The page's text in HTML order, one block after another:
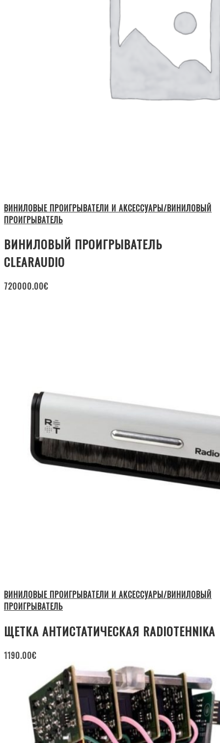
ВИНИЛОВЫЕ ПРОИГРЫВАТЕЛИ И АКСЕССУАРЫ/ВИНИЛОВЫЙ
ПРОИГРЫВАТЕЛЬ
ВИНИЛОВЫЙ ПРОИГРЫВАТЕЛЬ
CLEARAUDIO
720000.00€
ВИНИЛОВЫЕ ПРОИГРЫВАТЕЛИ И АКСЕССУАРЫ/ВИНИЛОВЫЙ
ПРОИГРЫВАТЕЛЬ
ЩЕТКА АНТИСТАТИЧЕСКАЯ RADIOTEHNIKA
1190.00€